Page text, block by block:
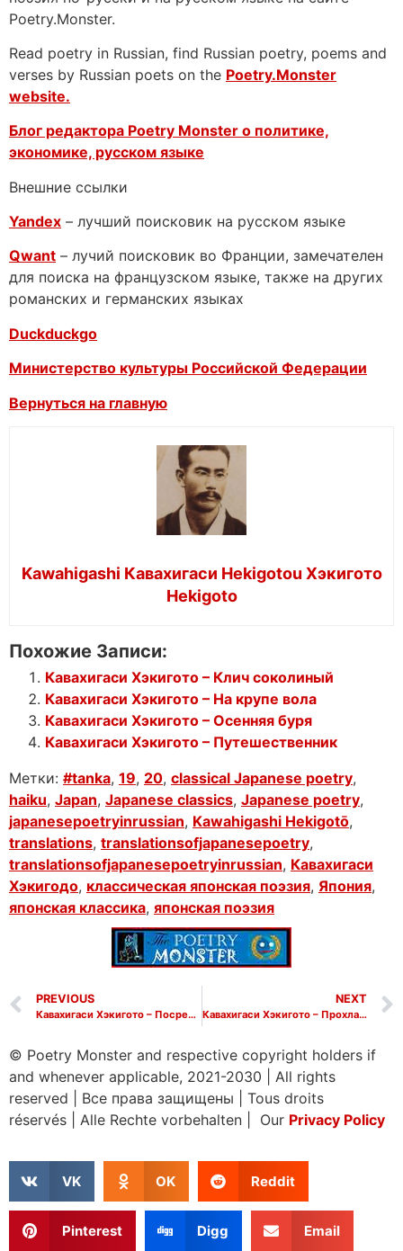
Poetry.Monster.
Read poetry in Russian, find Russian poetry, poems and
verses by Russian poets on the Poetry.Monster
website.
Блог редактора Poetry Monster о политике,
экономике, русском языке
Внешние ссылки
Yandex – лучший поисковик на русском языке
Qwant – лучий поисковик во Франции, замечателен
для поиска на французском языке, также на других
романских и германских языках
Duckduckgo
Министерство культуры Российской Федерации
Вернуться на главную
Kawahigashi Кавахигаси Hekigotou Хэкигото
Hekigoto
Похожие Записи:
Кавахигаси Хэкигото – Клич соколиный
Кавахигаси Хэкигото – На крупе вола
Кавахигаси Хэкигото – Осенняя буря
Кавахигаси Хэкигото – Путешественник
Метки: #tanka, 19, 20, classical Japanese poetry,
haiku, Japan, Japanese classics, Japanese poetry,
japanesepoetryinrussian, Kawahigashi Hekigotō,
translations, translationsofjapanesepoetry,
translationsofjapanesepoetryinrussian, Кавахигаси
Хэкигодо, классическая японская поэзия, Япония,
японская классика, японская поэзия
PREVIOUS
Кавахигаси Хэкигото – Посреди полей
NEXT
Кавахигаси Хэкигото – Прохладная тень
© Poetry Monster and respective copyright holders if
and whenever applicable, 2021-2030
All rights
reserved
Все права защищены
Tous droits
réservés
Alle Rechte vorbehalten | Our Privacy Policy
VK OK Reddit
Pinterest Digg Email